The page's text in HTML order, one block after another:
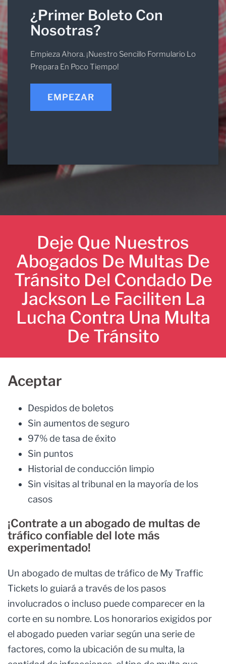
¿Primer Boleto Con
Nosotras?
Empieza Ahora. ¡Nuestro Sencillo Formulario Lo
Prepara En Poco Tiempo!
EMPEZAR
Deje Que Nuestros
Abogados De Multas De
Tránsito Del Condado De
Jackson Le Faciliten La
Lucha Contra Una Multa
De Tránsito
Aceptar
Despidos de boletos
Sin aumentos de seguro
97% de tasa de éxito
Sin puntos
Historial de conducción limpio
Sin visitas al tribunal en la mayoría de los
casos
¡Contrate a un abogado de multas de
tráfico confiable del lote más
experimentado!
Un abogado de multas de tráfico de My Traffic
Tickets lo guiará a través de los pasos
involucrados o incluso puede comparecer en la
corte en su nombre. Los honorarios exigidos por
el abogado pueden variar según una serie de
factores, como la ubicación de su multa, la